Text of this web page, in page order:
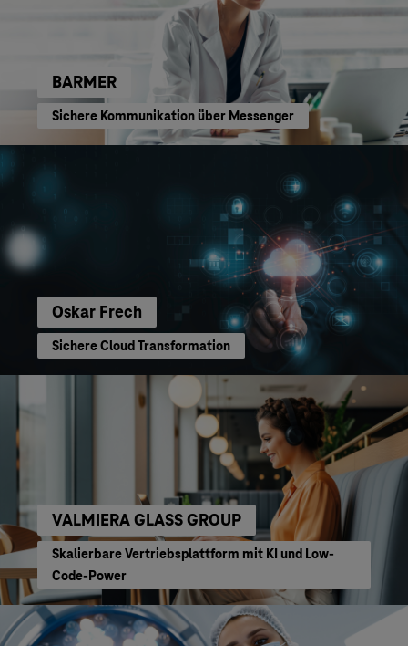
BARMER
Sichere Kommunikation über Messenger
Oskar Frech
Sichere Cloud Transformation
VALMIERA GLASS GROUP
Skalierbare Vertriebsplattform mit KI und Low-
Code-Power